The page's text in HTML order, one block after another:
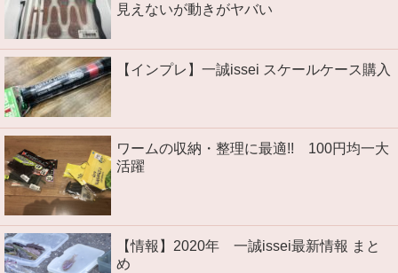
見えないが動きがヤバい
【インプレ】一誠issei スケールケース購入
ワームの収納・整理に最適!! 100円均一大
活躍
【情報】2020年 一誠issei最新情報 まと
め